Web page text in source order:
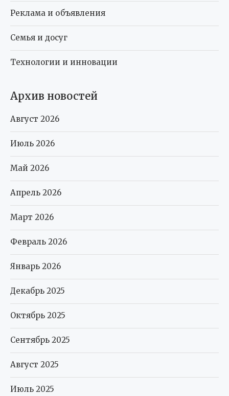
Реклама и объявления
Семья и досуг
Технологии и инновации
Архив новостей
Август 2026
Июль 2026
Май 2026
Апрель 2026
Март 2026
Февраль 2026
Январь 2026
Декабрь 2025
Октябрь 2025
Сентябрь 2025
Август 2025
Июль 2025